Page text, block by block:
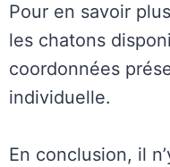
Pour en savoir
les chatons
coordonnées
individuelle.
En conclusion, il